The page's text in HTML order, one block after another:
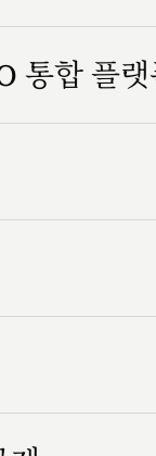
통합 플